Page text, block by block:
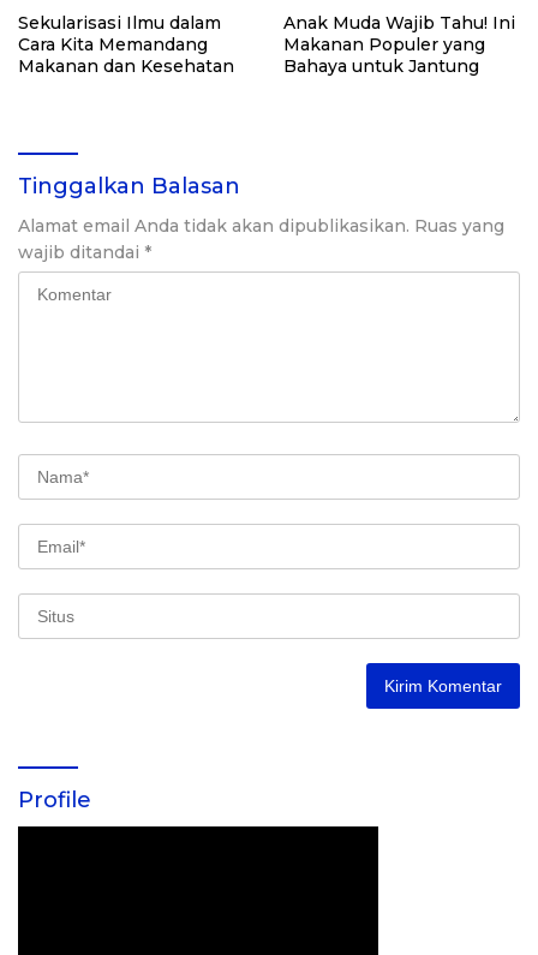
Sekularisasi Ilmu dalam
Cara Kita Memandang
Makanan dan Kesehatan
Anak Muda Wajib Tahu! Ini
Makanan Populer yang
Bahaya untuk Jantung
Tinggalkan Balasan
Alamat email Anda tidak akan dipublikasikan. Ruas yang
wajib ditandai *
Profile